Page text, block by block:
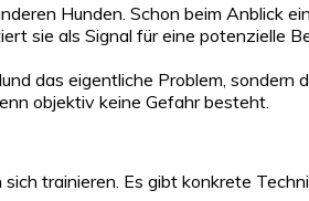
Hunden. Schon beim Anblick
sie als Signal für eine potenzielle
das eigentliche Problem,
objektiv keine Gefahr besteht.
trainieren. Es gibt konkrete